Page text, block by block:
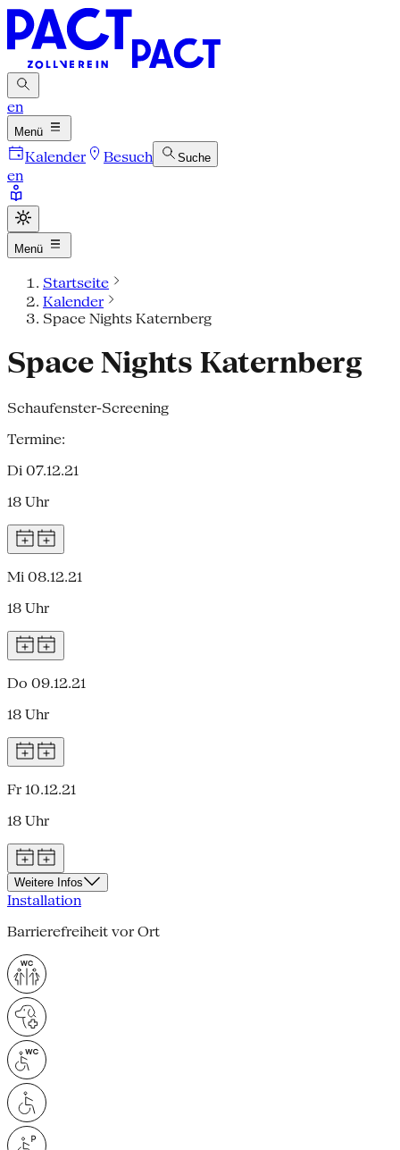
en
Menü
Kalender Besuch Suche
en
Menü
Startseite
Kalender
Space Nights Katernberg
Space Nights Katernberg
Schaufenster-Screening
Termine:
Di 07.12.21
18 Uhr
Mi 08.12.21
18 Uhr
Do 09.12.21
18 Uhr
Fr 10.12.21
18 Uhr
Weitere Infos
Installation
Barrierefreiheit vor Ort